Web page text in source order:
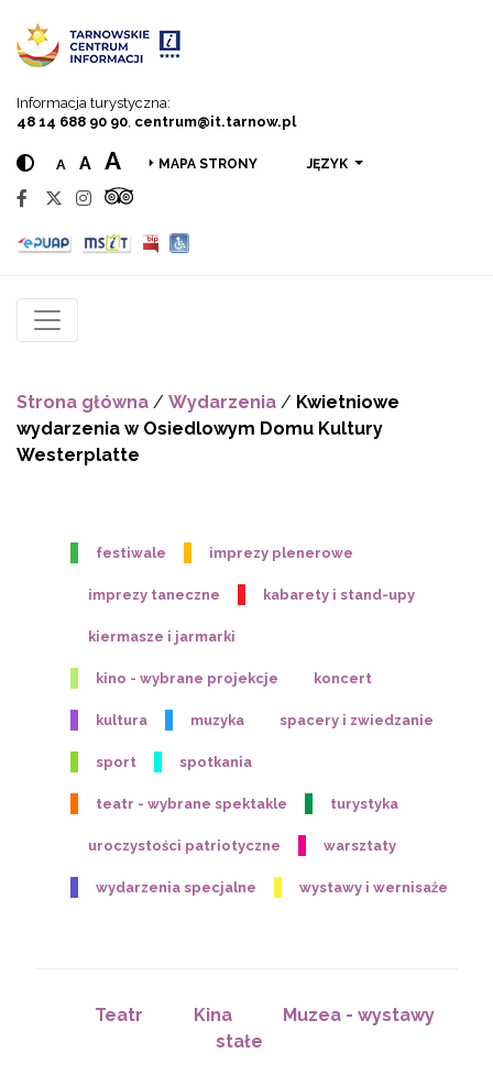
Informacja turystyczna:
48 14 688 90 90 centrum@it.tarnow.pl
A A A MAPA STRONY JĘZYK
Strona główna / Wydarzenia / Kwietniowe
wydarzenia w Osiedlowym Domu Kultury
Westerplatte
festiwale imprezy plenerowe
imprezy taneczne kabarety i stand-upy
kiermasze i jarmarki
kino - wybrane projekcje koncert
kultura muzyka spacery i zwiedzanie
sport spotkania
teatr - wybrane spektakle turystyka
uroczystości patriotyczne warsztaty
wydarzenia specjalne wystawy i wernisaże
Teatr Kina
Muzea - wystawy
stałe